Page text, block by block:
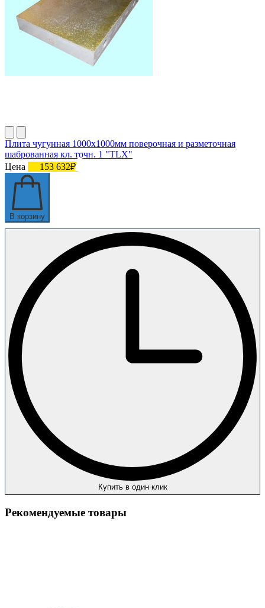
Плита чугунная 1000х1000мм поверочная и разметочная
шаброванная кл. точн. 1 "TLX"
Цена
153 632₽
В корзину
Купить в один клик
Рекомендуемые товары